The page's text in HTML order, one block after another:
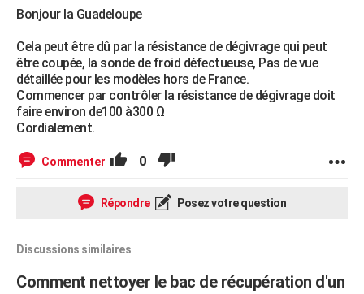
Bonjour la Guadeloupe
Cela peut être dû par la résistance de dégivrage qui peut
être coupée, la sonde de froid défectueuse, Pas de vue
détaillée pour les modèles hors de France.
Commencer par contrôler la résistance de dégivrage doit
faire environ de100 à300 Ω
Cordialement.
Commenter 0
Répondre Posez votre question
Discussions similaires
Comment nettoyer le bac de récupération d'un